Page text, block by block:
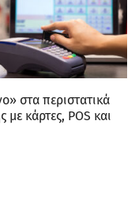
στα περιστατικά
με κάρτες, POS και